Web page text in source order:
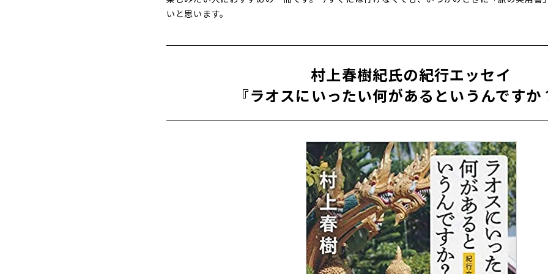
いと思います。
村上春樹紀氏の紀行エッセイ
『ラオスにいったい何があるというんです